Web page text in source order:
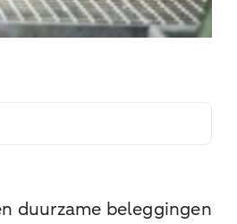
duurzame beleggingen